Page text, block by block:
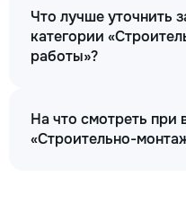
Что лучше уточнить
категории
работы»?
На что смотреть при
«Строительно-